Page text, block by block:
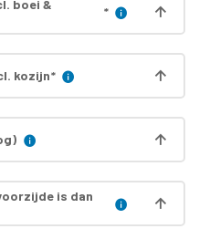
boei &
*
kozijn*
is dan